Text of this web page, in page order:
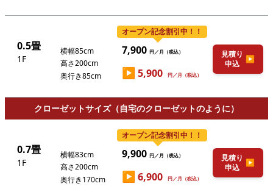
0.5畳
1F
横幅85cm
高さ200cm
奥行き85cm
オープン記念割引中！！
7,900円／月（税込）
▶5,900 円／月（税込）
見積り
申込
▶
クローゼットサイズ（自宅のクローゼットのように）
0.7畳
1F
横幅83cm
高さ200cm
奥行き170cm
オープン記念割引中！！
9,900円／月（税込）
▶6,900 円／月（税込）
見積り
申込
▶